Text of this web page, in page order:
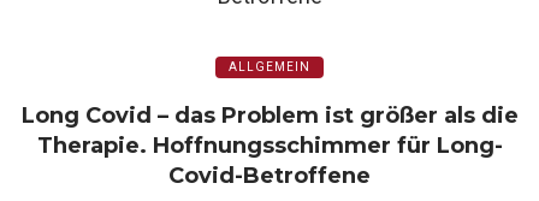
ALLGEMEIN
Long Covid – das Problem ist größer als die
Therapie. Hoffnungsschimmer für Long-
Covid-Betroffene